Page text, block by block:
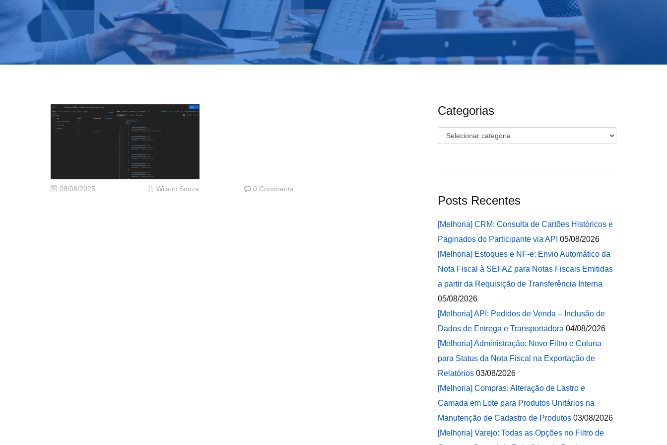
08/08/2025 Wilson Souza 0 Comments
Categorias
Categorias
Posts Recentes
[Melhoria] CRM: Consulta de Cartões Históricos e
Paginados do Participante via API 05/08/2026
[Melhoria] Estoques e NF-e: Envio Automático da
Nota Fiscal à SEFAZ para Notas Fiscais Emitidas
a partir da Requisição de Transferência Interna
05/08/2026
[Melhoria] API: Pedidos de Venda – Inclusão de
Dados de Entrega e Transportadora 04/08/2026
[Melhoria] Administração: Novo Filtro e Coluna
para Status da Nota Fiscal na Exportação de
Relatórios 03/08/2026
[Melhoria] Compras: Alteração de Lastro e
Camada em Lote para Produtos Unitários na
Manutenção de Cadastro de Produtos 03/08/2026
[Melhoria] Varejo: Todas as Opções no Filtro de